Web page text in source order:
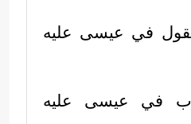
في عيسى عليه
في عيسى عليه